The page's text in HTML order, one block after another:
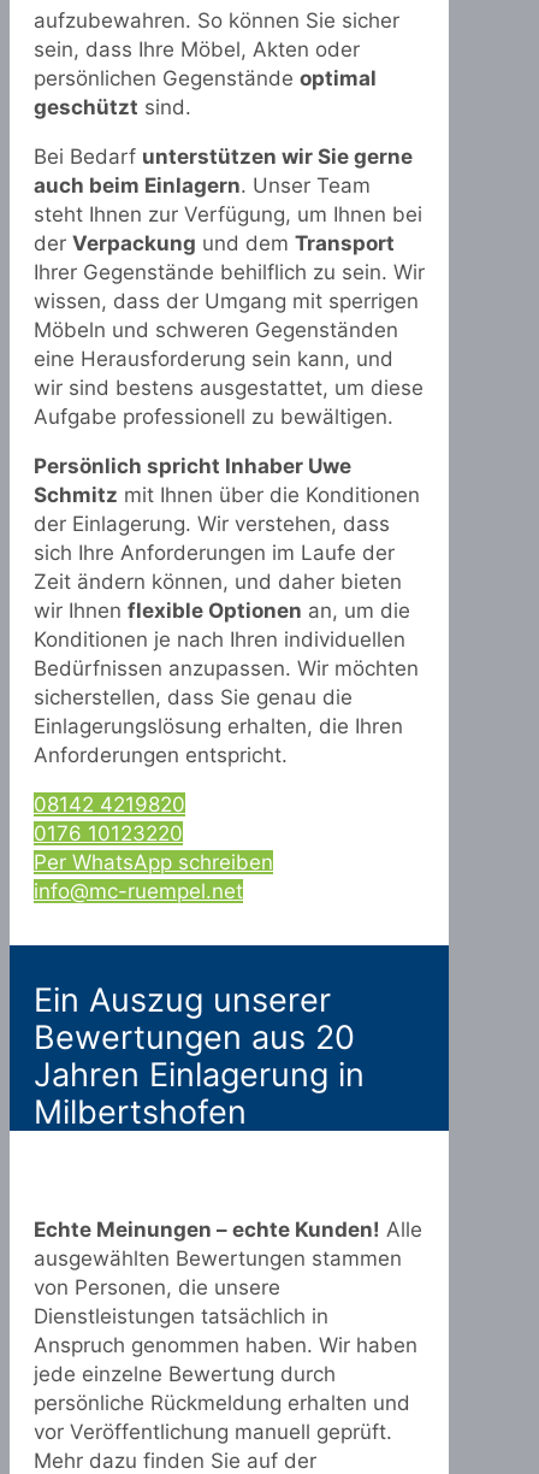
aufzubewahren. So können Sie sicher
sein, dass Ihre Möbel, Akten oder
persönlichen Gegenstände optimal
geschützt sind.
Bei Bedarf unterstützen wir Sie gerne
auch beim Einlagern. Unser Team
steht Ihnen zur Verfügung, um Ihnen bei
der Verpackung und dem Transport
Ihrer Gegenstände behilflich zu sein. Wir
wissen, dass der Umgang mit sperrigen
Möbeln und schweren Gegenständen
eine Herausforderung sein kann, und
wir sind bestens ausgestattet, um diese
Aufgabe professionell zu bewältigen.
Persönlich spricht Inhaber Uwe
Schmitz mit Ihnen über die Konditionen
der Einlagerung. Wir verstehen, dass
sich Ihre Anforderungen im Laufe der
Zeit ändern können, und daher bieten
wir Ihnen flexible Optionen an, um die
Konditionen je nach Ihren individuellen
Bedürfnissen anzupassen. Wir möchten
sicherstellen, dass Sie genau die
Einlagerungslösung erhalten, die Ihren
Anforderungen entspricht.
08142 4219820
0176 10123220
Per WhatsApp schreiben
info@mc-ruempel.net
Ein Auszug unserer
Bewertungen aus 20
Jahren Einlagerung in
Milbertshofen
Echte Meinungen – echte Kunden! Alle
ausgewählten Bewertungen stammen
von Personen, die unsere
Dienstleistungen tatsächlich in
Anspruch genommen haben. Wir haben
jede einzelne Bewertung durch
persönliche Rückmeldung erhalten und
vor Veröffentlichung manuell geprüft.
Mehr dazu finden Sie auf der